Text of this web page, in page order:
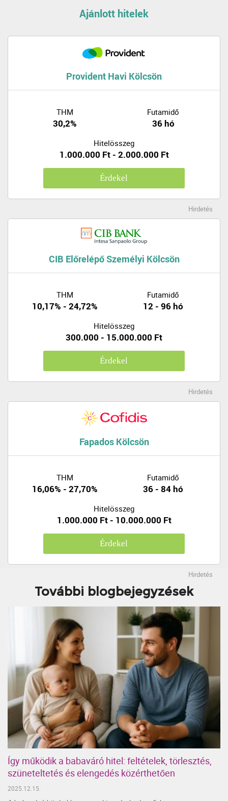
Ajánlott hitelek
Provident Havi Kölcsön
THM
30,2%
Futamidő
36 hó
Hitelösszeg
1.000.000 Ft - 2.000.000 Ft
Érdekel
Hirdetés
CIB Előrelépő Személyi Kölcsön
THM
10,17% - 24,72%
Futamidő
12 - 96 hó
Hitelösszeg
300.000 - 15.000.000 Ft
Érdekel
Hirdetés
Fapados Kölcsön
THM
16,06% - 27,70%
Futamidő
36 - 84 hó
Hitelösszeg
1.000.000 Ft - 10.000.000 Ft
Érdekel
Hirdetés
További blogbejegyzések
Így működik a babaváró hitel: feltételek, törlesztés,
szüneteltetés és elengedés közérthetően
2025.12.15.